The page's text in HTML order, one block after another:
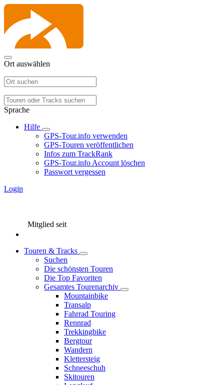
Ort auswählen
Sprache
Hilfe
GPS-Tour.info verwenden
GPS-Touren veröffentlichen
Infos zum TrackRank
GPS-Tour.info Account löschen
Passwort vergessen
Login
Mitglied seit
Touren & Tracks
Suchen
Die schönsten Touren
Die Top Favoriten
Gesamtes Tourenarchiv
Mountainbike
Transalp
Fahrrad Touring
Rennrad
Trekkingbike
Bergtour
Wandern
Klettersteig
Schneeschuh
Skitouren